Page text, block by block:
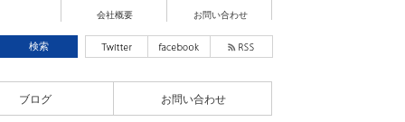
会社概要 お問い合わせ
ブログ お問い合わせ